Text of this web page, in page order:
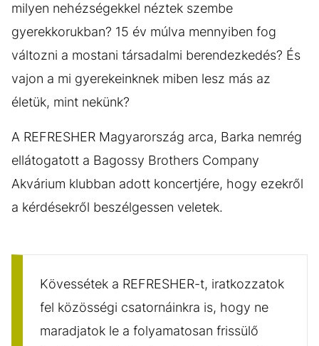
milyen nehézségekkel néztek szembe
gyerekkorukban? 15 év múlva mennyiben fog
változni a mostani társadalmi berendezkedés? És
vajon a mi gyerekeinknek miben lesz más az
életük, mint nekünk?
A REFRESHER Magyarország arca, Barka nemrég
ellátogatott a Bagossy Brothers Company
Akvárium klubban adott koncertjére, hogy ezekről
a kérdésekről beszélgessen veletek.
Kövessétek a REFRESHER-t, iratkozzatok
fel közösségi csatornáinkra is, hogy ne
maradjatok le a folyamatosan frissülő